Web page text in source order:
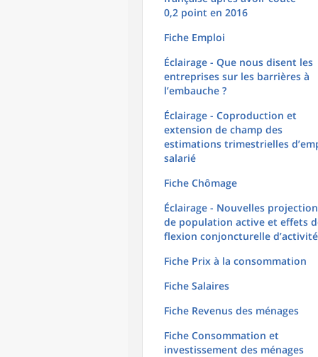
0,2 point en 2016
Fiche Emploi
Éclairage - Que nous disent les
entreprises sur les barrières à
l’embauche ?
Éclairage - Coproduction et
extension de champ des
estimations trimestrielles
salarié
Fiche Chômage
Éclairage - Nouvelles
de population active et effets
flexion conjoncturelle d’activité
Fiche Prix à la consommation
Fiche Salaires
Fiche Revenus des ménages
Fiche Consommation et
investissement des ménages